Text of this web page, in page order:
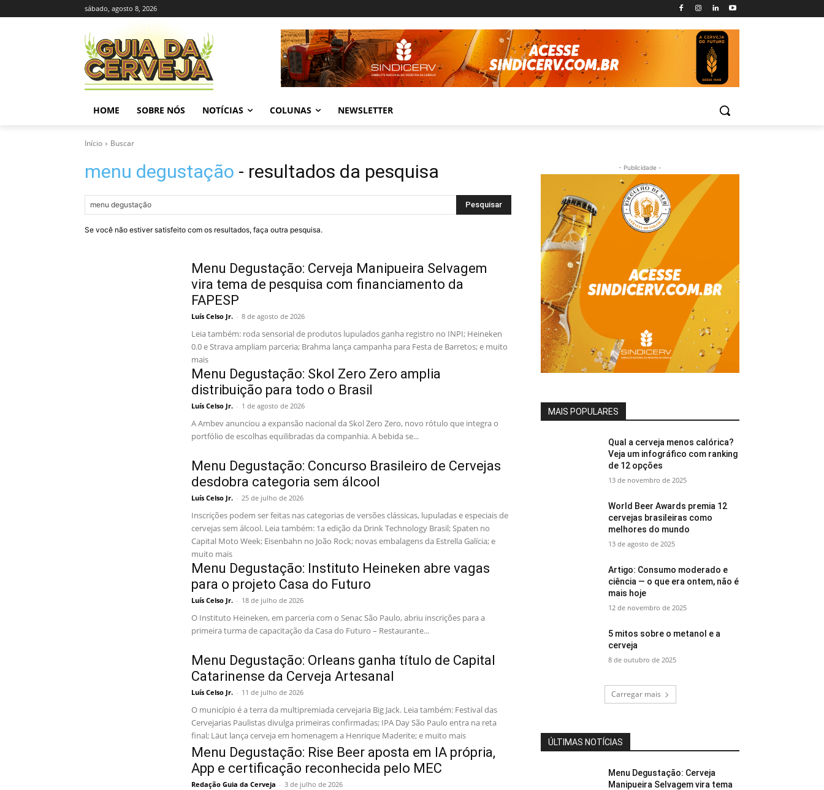
sábado, agosto 8, 2026
HOME SOBRE NÓS NOTÍCIAS COLUNAS NEWSLETTER
Início Buscar
menu degustação - resultados da pesquisa
Pesquisar
Se você não estiver satisfeito com os resultados, faça outra pesquisa.
Menu Degustação: Cerveja Manipueira Selvagem
vira tema de pesquisa com financiamento da
FAPESP
Luís Celso Jr. - 8 de agosto de 2026
Leia também: roda sensorial de produtos lupulados ganha registro no INPI; Heineken
0.0 e Strava ampliam parceria; Brahma lança campanha para Festa de Barretos; e muito
mais
Menu Degustação: Skol Zero Zero amplia
distribuição para todo o Brasil
Luís Celso Jr. - 1 de agosto de 2026
A Ambev anunciou a expansão nacional da Skol Zero Zero, novo rótulo que integra o
portfólio de escolhas equilibradas da companhia. A bebida se...
Menu Degustação: Concurso Brasileiro de Cervejas
desdobra categoria sem álcool
Luís Celso Jr. - 25 de julho de 2026
Inscrições podem ser feitas nas categorias de versões clássicas, lupuladas e especiais de
cervejas sem álcool. Leia também: 1a edição da Drink Technology Brasil; Spaten no
Capital Moto Week; Eisenbahn no João Rock; novas embalagens da Estrella Galícia; e
muito mais
Menu Degustação: Instituto Heineken abre vagas
para o projeto Casa do Futuro
Luís Celso Jr. - 18 de julho de 2026
O Instituto Heineken, em parceria com o Senac São Paulo, abriu inscrições para a
primeira turma de capacitação da Casa do Futuro – Restaurante...
Menu Degustação: Orleans ganha título de Capital
Catarinense da Cerveja Artesanal
Luís Celso Jr. - 11 de julho de 2026
O município é a terra da multipremiada cervejaria Big Jack. Leia também: Festival das
Cervejarias Paulistas divulga primeiras confirmadas; IPA Day São Paulo entra na reta
final; Läut lança cerveja em homenagem a Henrique Maderite; e muito mais
Menu Degustação: Rise Beer aposta em IA própria,
App e certificação reconhecida pelo MEC
Redação Guia da Cerveja - 3 de julho de 2026
- Publicidade -
MAIS POPULARES
Qual a cerveja menos calórica?
Veja um infográfico com ranking
de 12 opções
13 de novembro de 2025
World Beer Awards premia 12
cervejas brasileiras como
melhores do mundo
13 de agosto de 2025
Artigo: Consumo moderado e
ciência — o que era ontem, não é
mais hoje
12 de novembro de 2025
5 mitos sobre o metanol e a
cerveja
8 de outubro de 2025
Carregar mais
ÚLTIMAS NOTÍCIAS
Menu Degustação: Cerveja
Manipueira Selvagem vira tema